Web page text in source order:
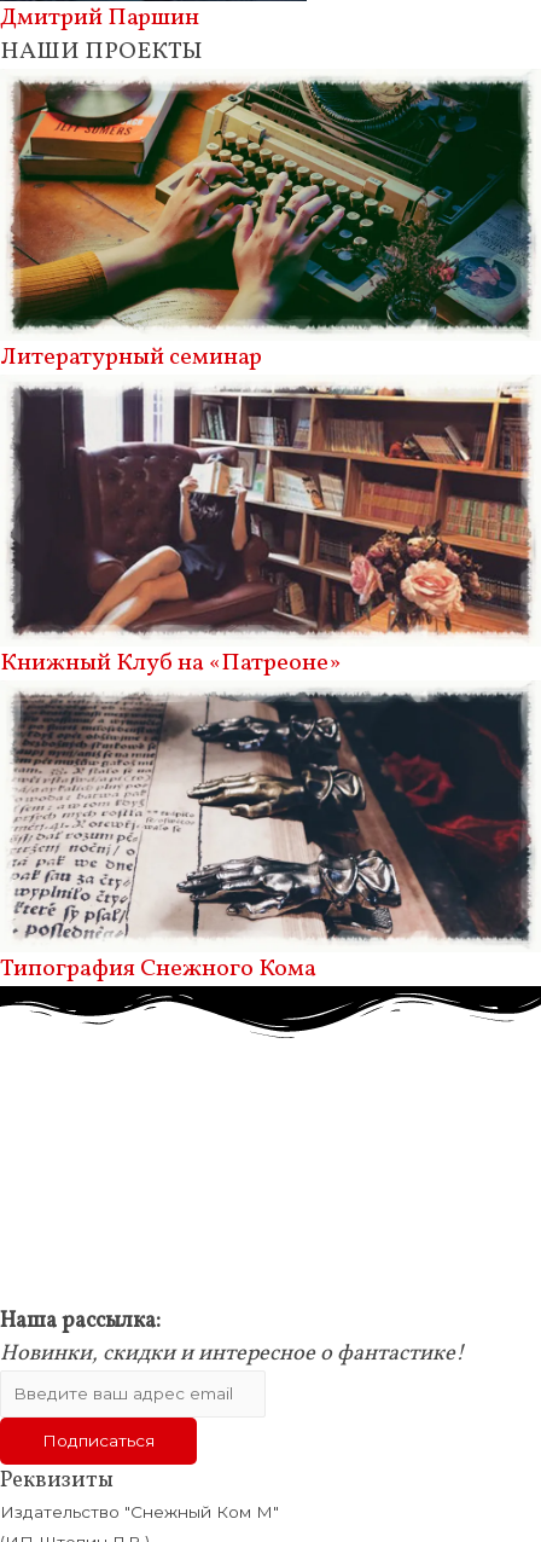
Дмитрий Паршин
НАШИ ПРОЕКТЫ
Литературный семинар
Книжный Клуб на «Патреоне»
Типография Снежного Кома
Наша рассылка:
Новинки, скидки и интересное о фантастике!
Реквизиты
Издательство "Снежный Ком М"